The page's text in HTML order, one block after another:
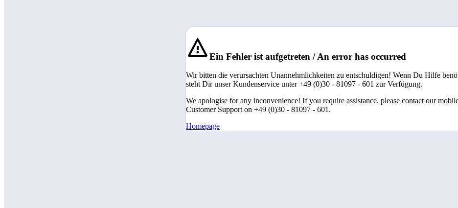
Ein Fehler ist aufgetreten / An error has occurred
Wir bitten die verursachten Unannehmlichkeiten zu entschuldigen! Wenn Du Hilfe
steht Dir unser Kundenservice unter +49 (0)30 - 81097 - 601 zur Verfügung.
We apologise for any inconvenience! If you require assistance, please contact our
Customer Support on +49 (0)30 - 81097 - 601.
Homepage